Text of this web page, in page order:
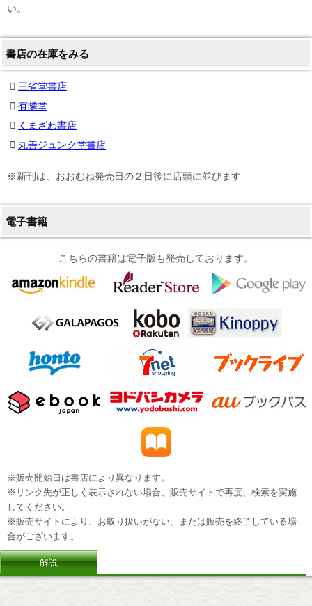
い。
書店の在庫をみる
三省堂書店
有隣堂
くまざわ書店
丸善ジュンク堂書店
※新刊は、おおむね発売日の２日後に店頭に並びます
電子書籍
こちらの書籍は電子版も発売しております。
※販売開始日は書店により異なります。
※リンク先が正しく表示されない場合、販売サイトで再度、検索を実施
してください。
※販売サイトにより、お取り扱いがない、または販売を終了している場
合がございます。
解説